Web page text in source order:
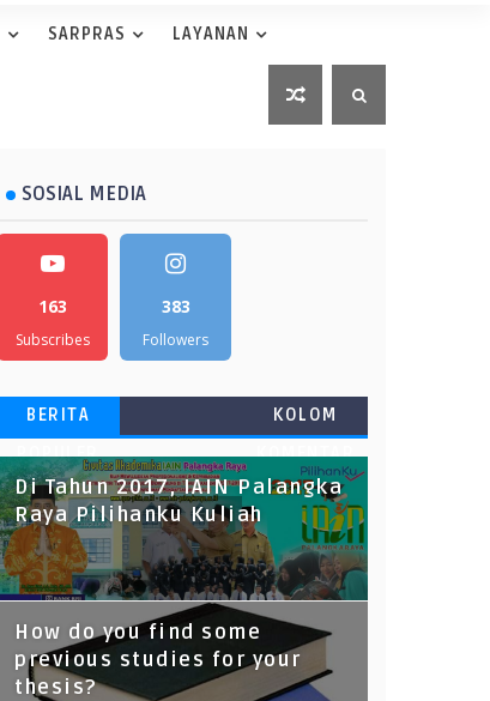
SARPRAS LAYANAN
SOSIAL MEDIA
163
Subscribes
383
Followers
BERITA
POPULER
KOLOM
KOMENTAR
Di Tahun 2017, IAIN Palangka
Raya Pilihanku Kuliah
How do you find some
previous studies for your
thesis?